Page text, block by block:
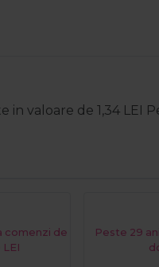
in valoare de 1,34 LEI
comenzi de
Peste 29